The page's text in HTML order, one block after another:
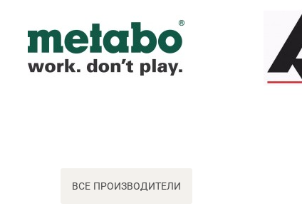
ВСЕ ПРОИЗВОДИТЕЛИ